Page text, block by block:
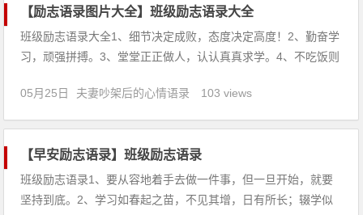
【励志语录图片大全】班级励志语录大全
班级励志语录大全1、细节决定成败，态度决定高度！2、勤奋学
习，顽强拼搏。3、堂堂正正做人，认认真真求学。4、不吃饭则
雨雨，大地就不会春华秋实。7、没有口水与汗水，就没有成功
的泪水。8、只有创造，才是真正的享受，只有拚搏，才是充
05月25日 夫妻吵架后的心情语录 103 views
【早安励志语录】班级励志语录
班级励志语录1、要从容地着手去做一件事，但一旦开始，就要
坚持到底。2、学习如春起之苗，不见其增，日有所长；辍学似